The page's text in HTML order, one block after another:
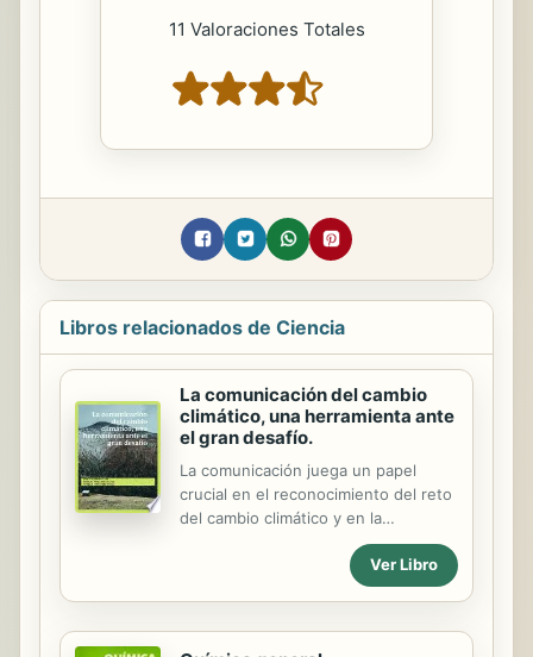
11 Valoraciones Totales
Libros relacionados de Ciencia
La comunicación del cambio
climático, una herramienta ante
el gran desafío.
La comunicación juega un papel
crucial en el reconocimiento del reto
del cambio climático y en la
sensibilización del origen
antropogénico del mismo, mediando
entre la ciencia y la sociedad. La
imprescindible, pero más necesario
Ver Libro